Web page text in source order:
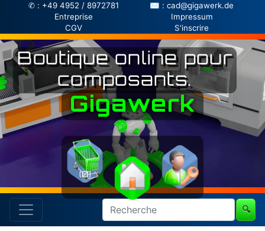
✆ : +49 4952 / 8972781
✉ : cad@gigawerk.de
Entreprise
Impressum
CGV
S'inscrire
Gigawerk
(0)
Boutique online pour
composants.
🔍